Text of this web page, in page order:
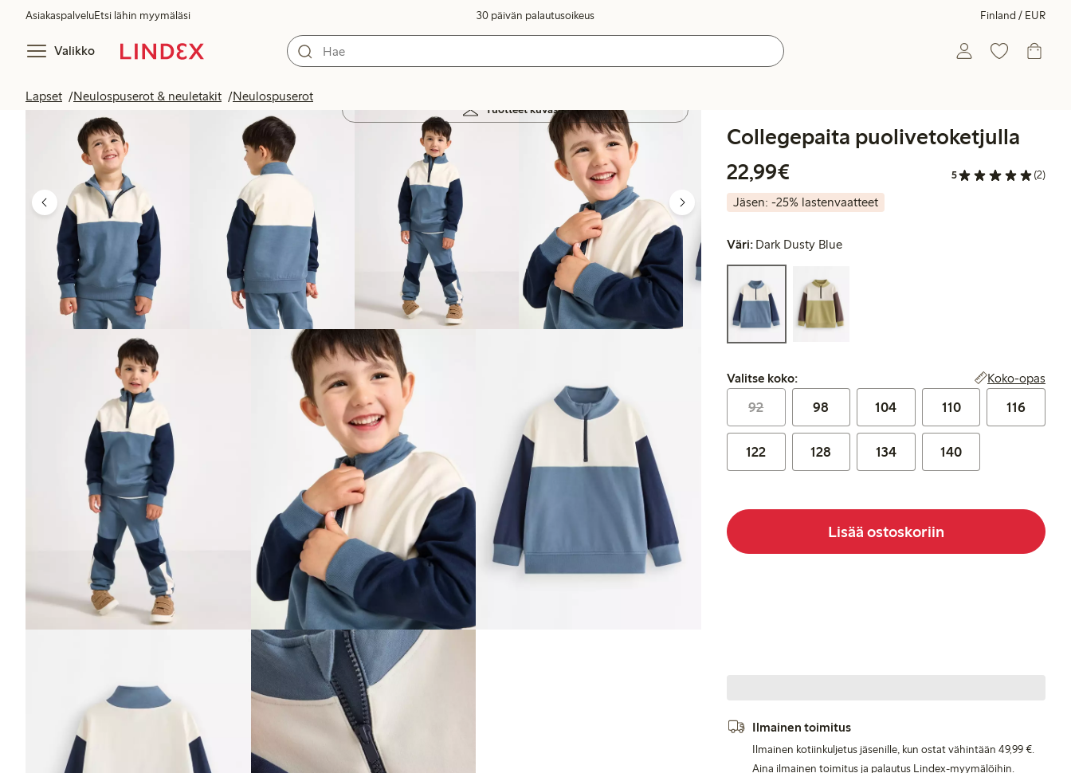
AsiakaspalveluEtsi lähin myymäläsi 30 päivän palautusoikeus Finland / EUR
Valikko
Lapset Neulospuserot & neuletakit Neulospuserot
Tuotteet kuvassa
Collegepaita puolivetoketjulla
22,99€
5 (2)
Jäsen: -25% lastenvaatteet
Väri: Dark Dusty Blue
Valitse koko:
Valitse koko: Koko-opas
92 98 104 110 116
122 128 134 140
Lisää ostoskoriin
Ilmainen toimitus
Ilmainen kotiinkuljetus jäsenille, kun ostat vähintään 49,99 €.
Aina ilmainen toimitus ja palautus Lindex-myymälöihin.